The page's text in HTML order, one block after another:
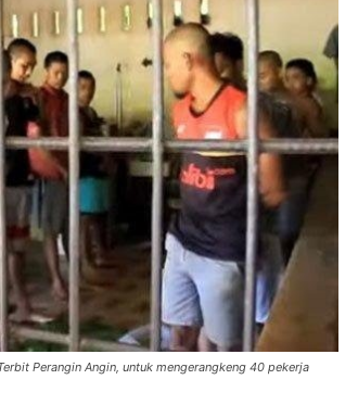
Perangin Angin, untuk mengerangkeng 40 pekerja